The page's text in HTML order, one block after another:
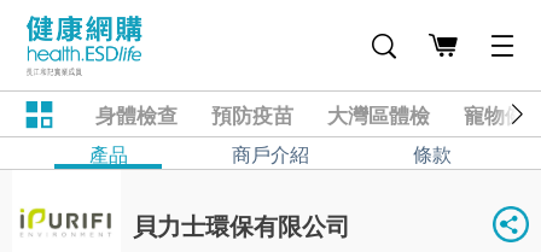
身體檢查 預防疫苗 大灣區體檢 寵物健
產品 商戶介紹 條款
貝力士環保有限公司